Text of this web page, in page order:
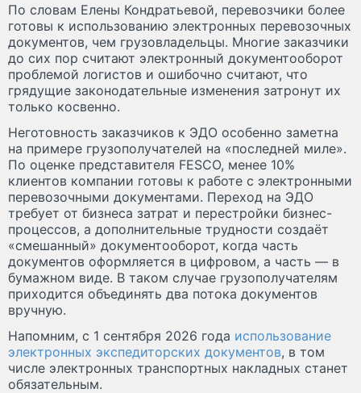
По словам Елены Кондратьевой, перевозчики более
готовы к использованию электронных перевозочных
документов, чем грузовладельцы. Многие заказчики
до сих пор считают электронный документооборот
проблемой логистов и ошибочно считают, что
грядущие законодательные изменения затронут их
только косвенно.
Неготовность заказчиков к ЭДО особенно заметна
на примере грузополучателей на «последней миле».
По оценке представителя FESCO, менее 10%
клиентов компании готовы к работе с электронными
перевозочными документами. Переход на ЭДО
требует от бизнеса затрат и перестройки бизнес-
процессов, а дополнительные трудности создаёт
«смешанный» документооборот, когда часть
документов оформляется в цифровом, а часть — в
бумажном виде. В таком случае грузополучателям
приходится объединять два потока документов
вручную.
Напомним, с 1 сентября 2026 года использование
электронных экспедиторских документов, в том
числе электронных транспортных накладных станет
обязательным.